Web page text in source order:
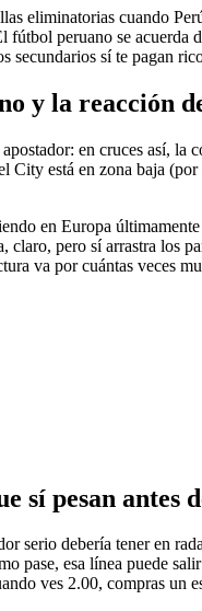
eliminatorias cuando
fútbol peruano se
secundarios sí te pagan
y la reacción
en cruces así, la
está en zona baja (por
en Europa
claro, pero sí arrastra los
va por cuántas veces
sí pesan antes
serio debería tener en
pase, esa línea puede
ves 2.00, compras un